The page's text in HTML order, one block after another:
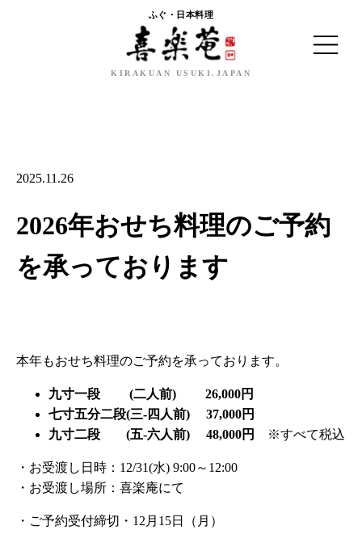
ふぐ・日本料理
KIRAKUAN USUKI.JAPAN
2025.11.26
2026年おせち料理のご予約
を承っております
本年もおせち料理のご予約を承っております。
九寸一段 (二人前) 26,000円
七寸五分二段(三-四人前) 37,000円
九寸二段 (五-六人前) 48,000円
※すべて税込
・お受渡し日時：12/31(水) 9:00～12:00
・お受渡し場所：喜楽庵にて
・ご予約受付締切・12月15日（月）